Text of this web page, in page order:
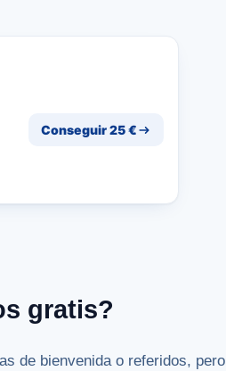
Conseguir 25 €
gratis?
de bienvenida o referidos, pero